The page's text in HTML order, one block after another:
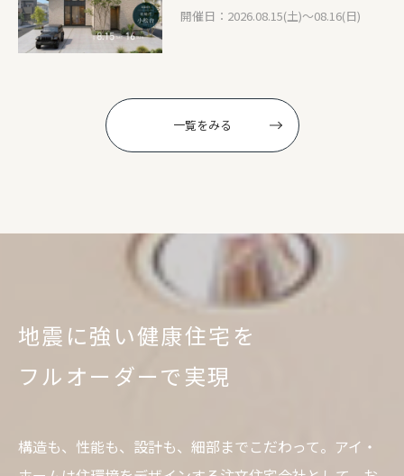
開催日：2026.08.15(土)～08.16(日)
一覧をみる
地震に強い健康住宅を
フルオーダーで実現
構造も、性能も、設計も、細部までこだわって。 アイ・